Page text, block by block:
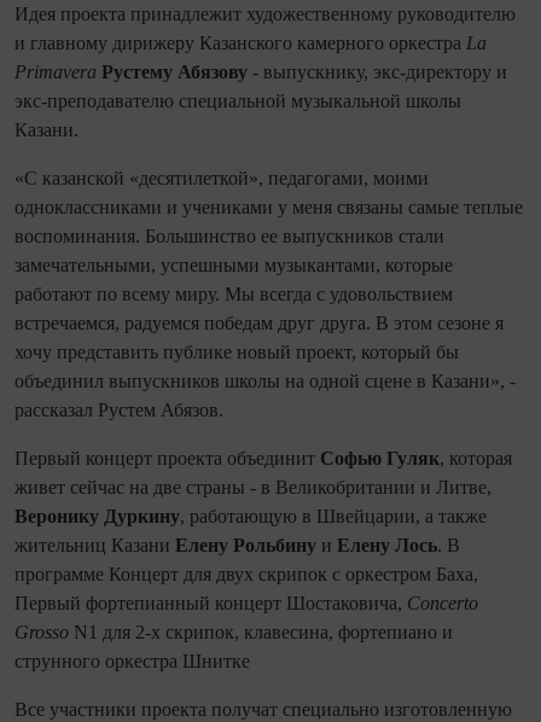
Идея проекта принадлежит художественному руководителю
и главному дирижеру Казанского камерного оркестра La
Primavera Рустему Абязову - выпускнику, экс-директору и
экс-преподавателю специальной музыкальной школы
Казани.
«С казанской «десятилеткой», педагогами, моими
одноклассниками и учениками у меня связаны самые теплые
воспоминания. Большинство ее выпускников стали
замечательными, успешными музыкантами, которые
работают по всему миру. Мы всегда с удовольствием
встречаемся, радуемся победам друг друга. В этом сезоне я
хочу представить публике новый проект, который бы
объединил выпускников школы на одной сцене в Казани», -
рассказал Рустем Абязов.
Первый концерт проекта объединит Софью Гуляк, которая
живет сейчас на две страны - в Великобритании и Литве,
Веронику Дуркину, работающую в Швейцарии, а также
жительниц Казани Елену Рольбину и Елену Лось. В
программе Концерт для двух скрипок с оркестром Баха,
Первый фортепианный концерт Шостаковича, Concerto
Grosso N1 для 2-х скрипок, клавесина, фортепиано и
струнного оркестра Шнитке
Все участники проекта получат специально изготовленную